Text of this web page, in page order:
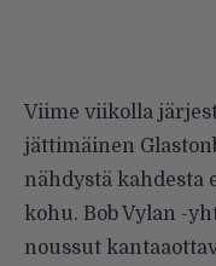
Viime viikolla
jättimäinen
nähdystä kahdesta
kohu. Bob Vylan -
noussut